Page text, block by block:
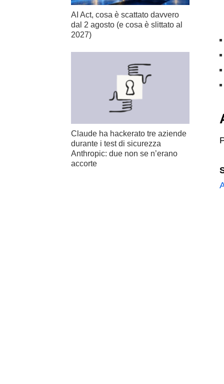
AI Act, cosa è scattato davvero
dal 2 agosto (e cosa è slittato al
2027)
Claude ha hackerato tre aziende
durante i test di sicurezza
Anthropic: due non se n’erano
accorte